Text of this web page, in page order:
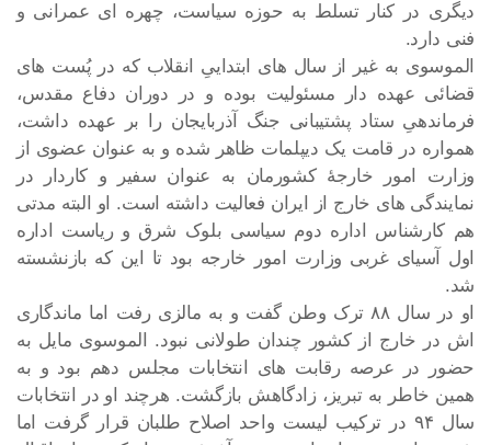
دیگری در کنار تسلط به حوزه سیاست، چهره ای عمرانی و
فنی دارد.
الموسوی به غیر از سال های ابتداییِ انقلاب که در پُست های
قضائی عهده دار مسئولیت بوده و در دوران دفاع مقدس،
فرماندهیِ ستاد پشتیبانی جنگ آذربایجان را بر عهده داشت،
همواره در قامت یک دیپلمات ظاهر شده و به عنوان عضوی از
وزارت امور خارجۀ کشورمان به عنوان سفیر و کاردار در
نمایندگی های خارج از ایران فعالیت داشته است. او البته مدتی
هم کارشناس اداره دوم سیاسی بلوک شرق و ریاست اداره
اول آسیای غربی وزارت امور خارجه بود تا این که بازنشسته
شد.
او در سال ۸۸ ترک وطن گفت و به مالزی رفت اما ماندگاری
اش در خارج از کشور چندان طولانی نبود. الموسوی مایل به
حضور در عرصه رقابت های انتخابات مجلس دهم بود و به
همین خاطر به تبریز، زادگاهش بازگشت. هرچند او در انتخابات
سال ۹۴ در ترکیب لیست واحد اصلاح طلبان قرار گرفت اما